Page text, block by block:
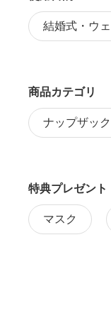
結婚式・ウ
商品カテゴリ
ナップザック
特典プレゼント
マスク